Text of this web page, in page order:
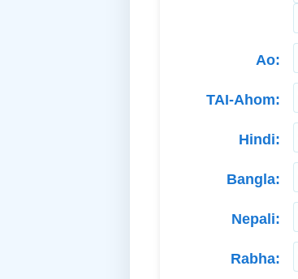
Ao:
TAI-Ahom:
Hindi:
Bangla:
Nepali:
Rabha: